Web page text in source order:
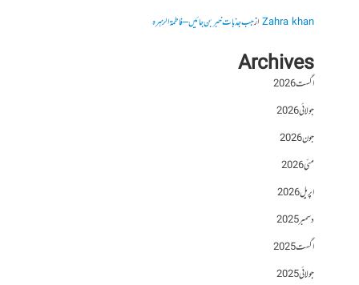
Zahra khanازجب جذبات خبر بن جائیں – فاطمۃالزہرہ
Archives
اگست 2026
جولائی 2026
جون 2026
مئی 2026
اپریل 2026
دسمبر 2025
اگست 2025
جولائی 2025